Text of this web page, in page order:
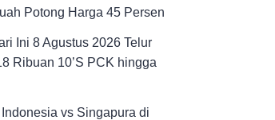
Potong Harga 45 Persen
Ini 8 Agustus 2026 Telur
Ribuan 10’S PCK hingga
vs Singapura di